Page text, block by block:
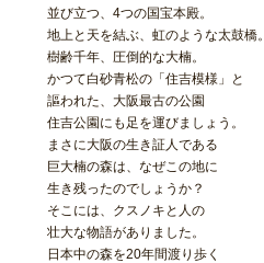
並び立つ、4つの国宝本殿。
地上と天を結ぶ、虹のような太鼓橋。
樹齢千年、圧倒的な大楠。
かつて白砂青松の「住吉模様」と
謳われた、大阪最古の公園
住吉公園にも足を運びましょう。
まさに大阪の生き証人である
巨大楠の森は、なぜこの地に
生き残ったのでしょうか？
そこには、クスノキと人の
壮大な物語がありました。
日本中の森を20年間渡り歩く